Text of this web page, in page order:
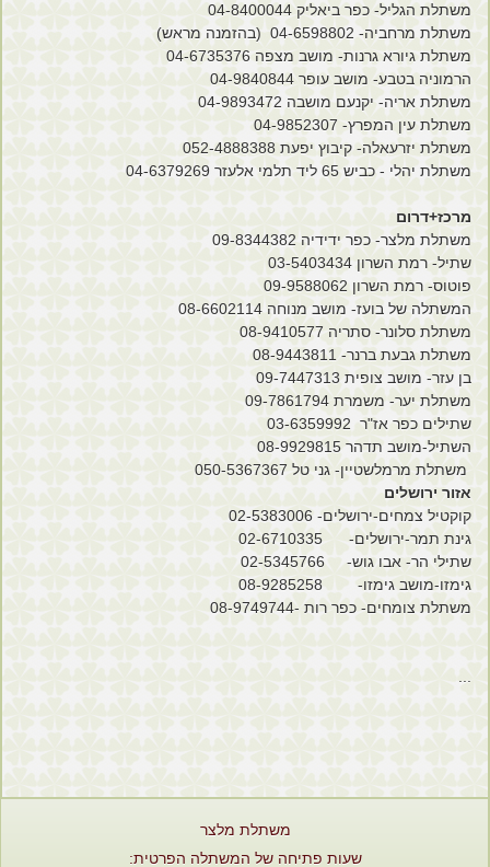
משתלת הגליל- כפר ביאליק 04-8400044
משתלת מרחביה- 04-6598802
(בהזמנה מראש)
משתלת גיורא גרנות- מושב מצפה 04-6735376
הרמוניה בטבע- מושב עופר 04-9840844
משתלת אריה- יקנעם מושבה 04-9893472
משתלת עין המפרץ- 04-9852307
משתלת יזרעאלה- קיבוץ יפעת 052-4888388
משתלת יהלי - כביש 65 ליד תלמי אלעזר 04-6379269
מרכז+דרום
משתלת מלצר- כפר ידידיה 09-8344382
שתיל- רמת השרון 03-5403434
פוטוס- רמת השרון 09-9588062
המשתלה של בועז- מושב מנוחה 08-6602114
משתלת סלונר- סתריה 08-9410577
משתלת גבעת ברנר- 08-9443811
בן עזר- מושב צופית 09-7447313
משתלת יער- משמרת 09-7861794
שתילים כפר אז"ר 03-6359992
השתיל-מושב תדהר 08-9929815
משתלת מרמלשטיין- גני טל 050-5367367
אזור ירושלים
קוקטיל צמחים-ירושלים- 02-5383006
גינת תמר-ירושלים- 02-6710335
שתילי הר- אבו גוש- 02-5345766
גימזו-מושב גימזו- 08-9285258
משתלת צומחים- כפר רות -08-9749744
...
משתלת מלצר
שעות פתיחה של המשתלה הפרטית: